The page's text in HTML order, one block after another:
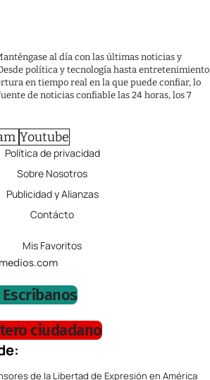
al día con las últimas noticias y
política y tecnología hasta entretenimiento
en tiempo real en la que puede confiar, lo
de noticias confiable las 24 horas, los 7
Youtube
Política de privacidad
Sobre Nosotros
Publicidad y Alianzas
Contácto
Mis Favoritos
ciudadano
de la Libertad de Expresión en América